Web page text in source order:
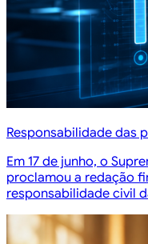
Responsabilidade das
Em 17 de junho, o
proclamou a redação
responsabilidade civil